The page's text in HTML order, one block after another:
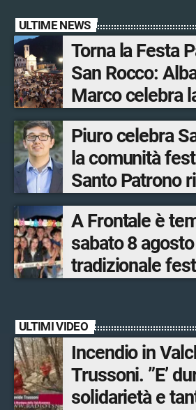
ULTIME NEWS
Torna la Festa
San Rocco:
Marco celebra
edizione della
Piuro celebra
la comunità
Santo Patrono
dopo quattro
A Frontale è
sabato 8
tradizionale
musica dal vivo
ULTIMI VIDEO
Incendio in
Trussoni. ”E’
solidarietà e